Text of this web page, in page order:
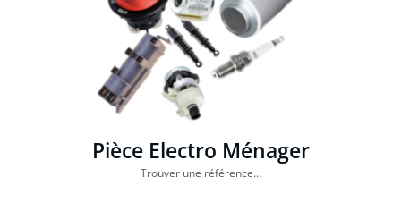
Pièce Electro Ménager
Trouver une référence…